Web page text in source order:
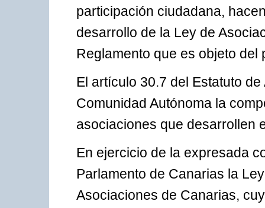
participación ciudadana,
desarrollo de la Ley de
Reglamento que es objeto del
El artículo 30.7 del Estatuto
Comunidad Autónoma la
asociaciones que desarrollen
En ejercicio de la expresada
Parlamento de Canarias la
Asociaciones de Canarias,